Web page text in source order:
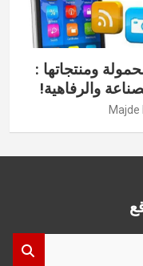
ومنتجاتها :
والرفاهية!
Majde